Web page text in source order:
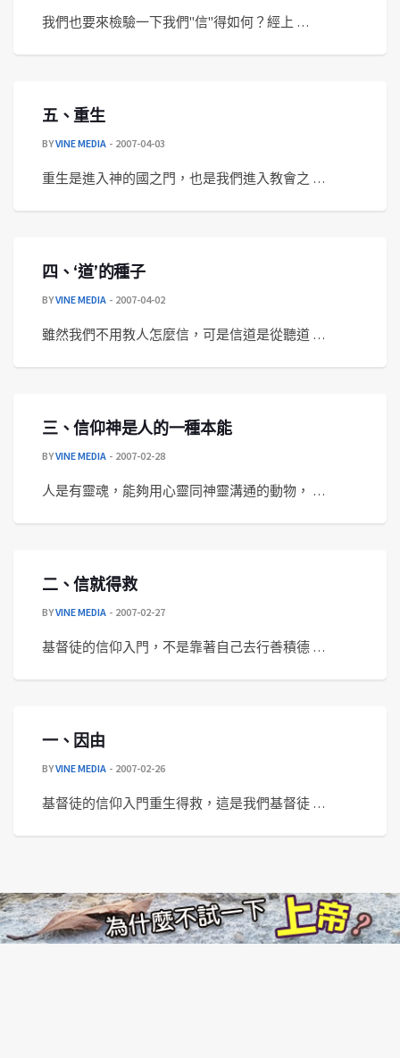
我們也要來檢驗一下我們"信"得如何？經上 …
五、重生
BYVINE MEDIA 2007-04-03
重生是進入神的國之門，也是我們進入教會之 …
四、‘道’的種子
BYVINE MEDIA 2007-04-02
雖然我們不用教人怎麼信，可是信道是從聽道 …
三、信仰神是人的一種本能
BYVINE MEDIA 2007-02-28
人是有靈魂，能夠用心靈同神靈溝通的動物， …
二、信就得救
BYVINE MEDIA 2007-02-27
基督徒的信仰入門，不是靠著自己去行善積德 …
一、因由
BYVINE MEDIA 2007-02-26
基督徒的信仰入門重生得救，這是我們基督徒 …